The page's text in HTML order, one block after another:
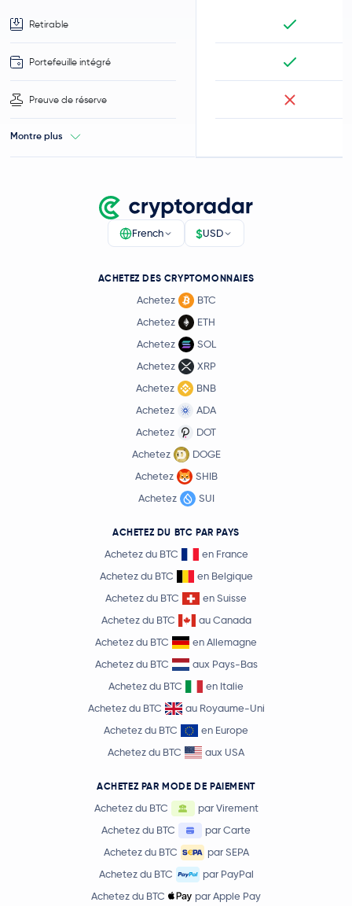
Retirable
Portefeuille intégré
Preuve de réserve
Montre plus
French $USD
ACHETEZ DES CRYPTOMONNAIES
Achetez
BTC
Achetez
ETH
Achetez
SOL
Achetez
XRP
Achetez
BNB
Achetez
ADA
Achetez
DOT
Achetez
DOGE
Achetez
SHIB
Achetez
SUI
ACHETEZ DU BTC PAR PAYS
Achetez du BTC
en France
Achetez du BTC
en Belgique
Achetez du BTC
en Suisse
Achetez du BTC
au Canada
Achetez du BTC
en Allemagne
Achetez du BTC
aux Pays-Bas
Achetez du BTC
en Italie
Achetez du BTC
au Royaume-Uni
Achetez du BTC
en Europe
Achetez du BTC
aux USA
ACHETEZ PAR MODE DE PAIEMENT
Achetez du BTC
par Virement
Achetez du BTC
par Carte
Achetez du BTC
par SEPA
Achetez du BTC
par PayPal
Achetez du BTC
par Apple Pay